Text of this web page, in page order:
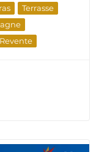
Terrasse